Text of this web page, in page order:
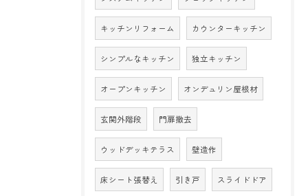
キッチンリフォーム カウンターキッチン
シンプルなキッチン 独立キッチン
オープンキッチン オンデュリン屋根材
玄関外階段 門扉撤去
ウッドデッキテラス 壁造作
床シート張替え 引き戸 スライドドア